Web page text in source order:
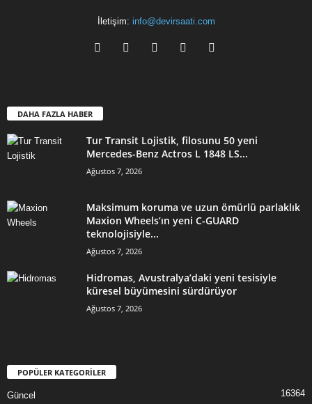
İletişim: info@devirsaati.com
DAHA FAZLA HABER
Tur Transit Lojistik, filosunu 50 yeni
Mercedes-Benz Actros L 1848 LS...
Ağustos 7, 2026
Maksimum koruma ve uzun ömürlü parlaklık
Maxion Wheels’ın yeni C-GUARD
teknolojisiyle...
Ağustos 7, 2026
Hidromas, Avustralya’daki yeni tesisiyle
küresel büyümesini sürdürüyor
Ağustos 7, 2026
POPÜLER KATEGORİLER
Güncel 16364